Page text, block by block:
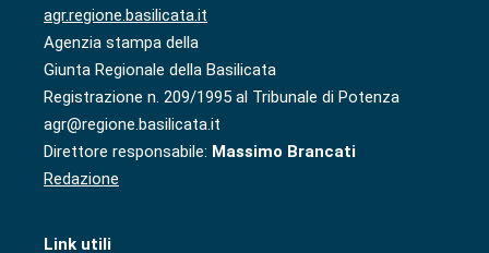
agr.regione.basilicata.it
Agenzia stampa della
Giunta Regionale della Basilicata
Registrazione n. 209/1995 al Tribunale di Potenza
agr@regione.basilicata.it
Direttore responsabile: Massimo Brancati
Redazione
Link utili